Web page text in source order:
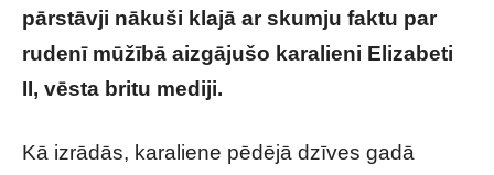
pārstāvji nākuši klajā ar skumju faktu par
rudenī mūžībā aizgājušo karalieni Elizabeti
II, vēsta britu mediji.
Kā izrādās, karaliene pēdējā dzīves gadā